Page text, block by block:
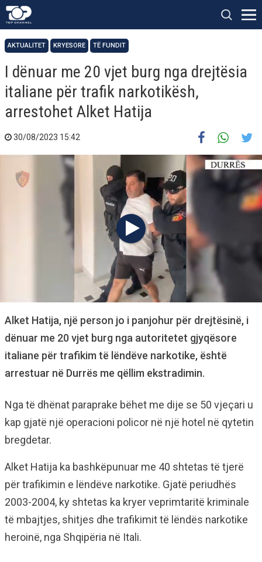
AKTUALITET KRYESORE TË FUNDIT
I dënuar me 20 vjet burg nga drejtësia
italiane për trafik narkotikësh,
arrestohet Alket Hatija
30/08/2023 15:42
Alket Hatija, një person jo i panjohur për drejtësinë, i
dënuar me 20 vjet burg nga autoritetet gjyqësore
italiane për trafikim të lëndëve narkotike, është
arrestuar në Durrës me qëllim ekstradimin.
Nga të dhënat paraprake bëhet me dije se 50 vjeçari u
kap gjatë një operacioni policor në një hotel në qytetin
bregdetar.
Alket Hatija ka bashkëpunuar me 40 shtetas të tjerë
për trafikimin e lëndëve narkotike. Gjatë periudhës
2003-2004, ky shtetas ka kryer veprimtaritë kriminale
të mbajtjes, shitjes dhe trafikimit të lëndës narkotike
heroinë, nga Shqipëria në Itali.